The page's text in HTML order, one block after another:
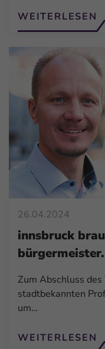
WEITERLESEN
26.04.2024
innsbruck
bürgermeister.
Zum Abschluss
stadtbekannten
um…
WEITERLESEN